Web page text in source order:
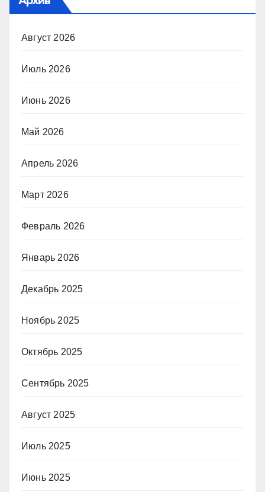
Август 2026
Июль 2026
Июнь 2026
Май 2026
Апрель 2026
Март 2026
Февраль 2026
Январь 2026
Декабрь 2025
Ноябрь 2025
Октябрь 2025
Сентябрь 2025
Август 2025
Июль 2025
Июнь 2025